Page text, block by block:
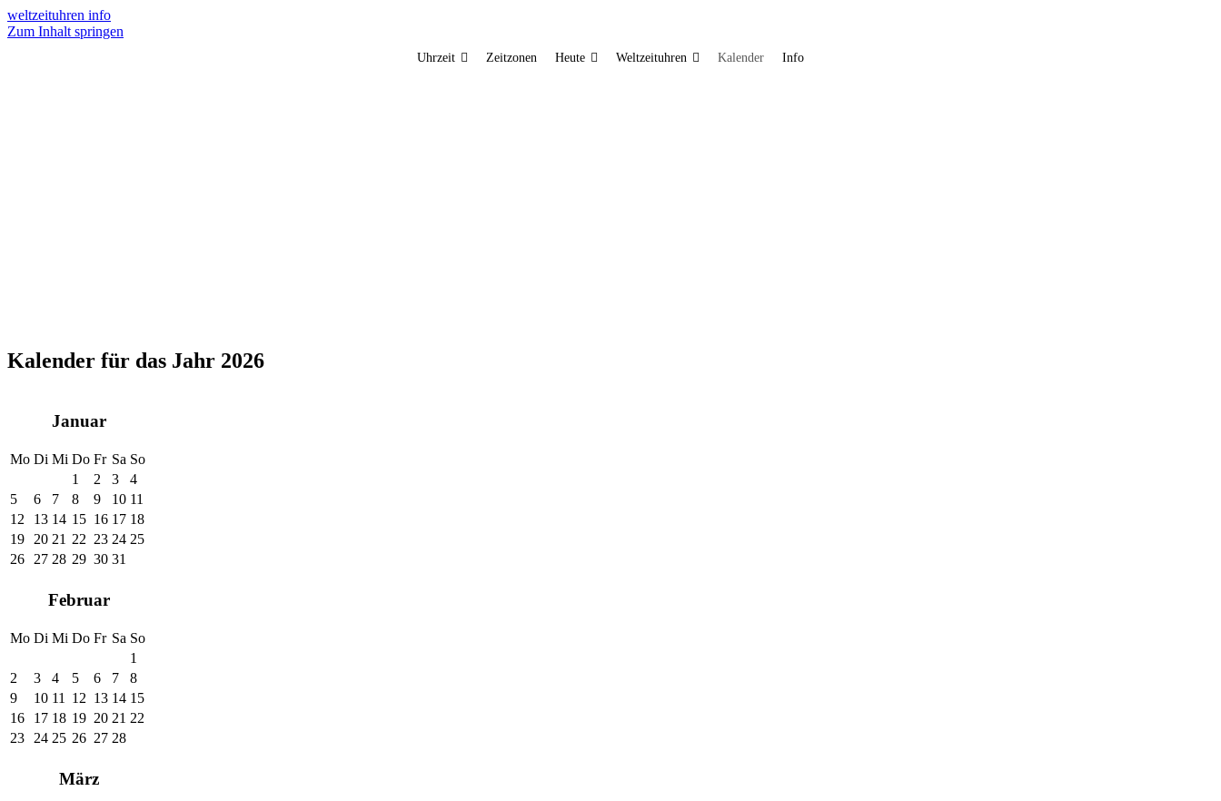
weltzeituhren info
Zum Inhalt springen
Uhrzeit Zeitzonen Heute Weltzeituhren Kalender Info
Kalender für das Jahr 2026
Januar
Mo Di Mi Do Fr Sa So
1
2 3
4
5
6 7 8 9 10 11
12
13 14 15 16 17 18
19
20 21 22 23 24 25
26
27 28 29 30 31
Februar
Mo Di Mi Do Fr Sa So
1
2
3 4 5 6 7
8
9
10 11 12 13 14 15
16
17 18 19 20 21 22
23
24 25 26 27 28
März